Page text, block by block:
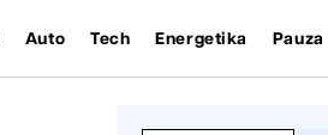
Auto Tech Energetika Pauza